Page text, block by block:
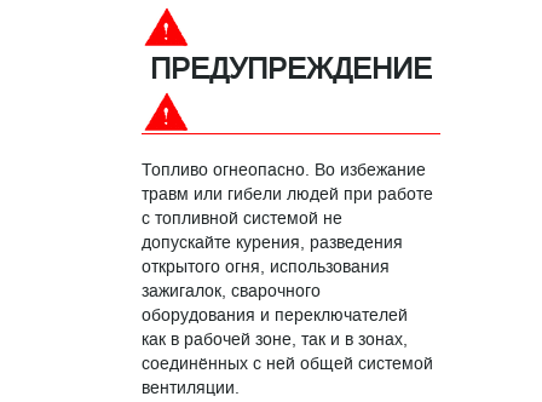
ПРЕДУПРЕЖДЕНИЕ
Топливо огнеопасно. Во избежание
травм или гибели людей при работе
с топливной системой не
допускайте курения, разведения
открытого огня, использования
зажигалок, сварочного
оборудования и переключателей
как в рабочей зоне, так и в зонах,
соединённых с ней общей системой
вентиляции.